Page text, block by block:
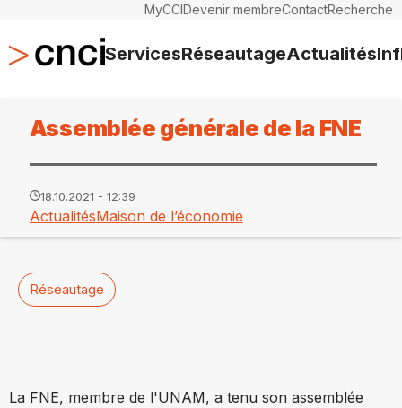
MyCCIDevenir membreContactRecherche
ServicesRéseautageActualités
Assemblée générale de la FNE
18.10.2021 - 12:39
ActualitésMaison de l’économie
Réseautage
La FNE, membre de l'UNAM, a tenu son assemblée